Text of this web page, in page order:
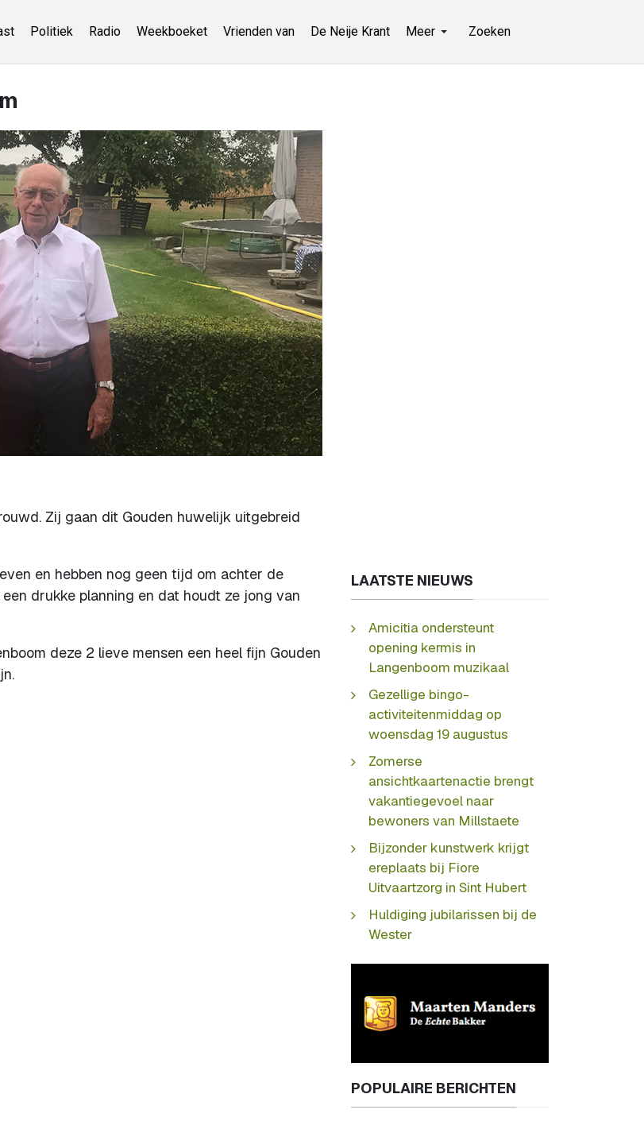
Politiek Radio Weekboeket Vrienden van De Neije Krant Meer Zoeken
Zij gaan dit Gouden huwelijk uitgebreid
en hebben nog geen tijd om achter de
drukke planning en dat houdt ze jong van
deze 2 lieve mensen een heel fijn Gouden
LAATSTE NIEUWS
Amicitia ondersteunt
opening kermis in
Langenboom muzikaal
Gezellige bingo-
activiteitenmiddag op
woensdag 19 augustus
Zomerse
ansichtkaartenactie brengt
vakantiegevoel naar
bewoners van Millstaete
Bijzonder kunstwerk krijgt
ereplaats bij Fiore
Uitvaartzorg in Sint Hubert
Huldiging jubilarissen bij de
Wester
POPULAIRE BERICHTEN